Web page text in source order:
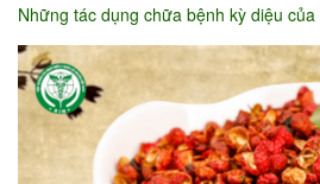
Những tác dụng chữa bệnh kỳ diệu